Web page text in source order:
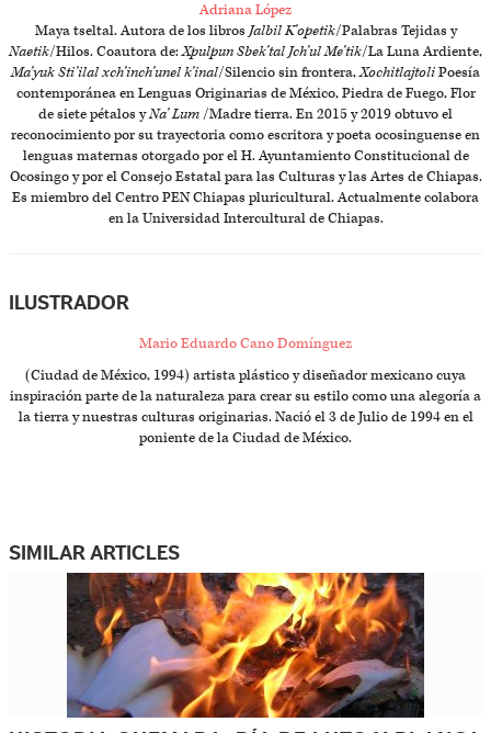
Adriana López
Maya tseltal. Autora de los librosJalbil K’opetik/Palabras Tejidas y
Naetik/Hilos. Coautora de:Xpulpun Sbek’tal Jch’ul Me’tik/La Luna Ardiente,
Ma’yuk Sti’ilal xch’inch’unel k’inal/Silencio sin frontera,XochitlajtoliPoesía
contemporánea en Lenguas Originarias de México, Piedra de Fuego, Flor
de siete pétalos yNa’ Lum/Madre tierra. En 2015 y 2019 obtuvo el
reconocimiento por su trayectoria como escritora y poeta ocosinguense en
lenguas maternas otorgado por el H. Ayuntamiento Constitucional de
Ocosingo y por el Consejo Estatal para las Culturas y las Artes de Chiapas.
Es miembro del Centro PEN Chiapas pluricultural. Actualmente colabora
en la Universidad Intercultural de Chiapas.
ILUSTRADOR
Mario Eduardo Cano Domínguez
(Ciudad de México, 1994) artista plástico y diseñador mexicano cuya
inspiración parte de la naturaleza para crear su estilo como una alegoría a
la tierra y nuestras culturas originarias. Nació el 3 de Julio de 1994 en el
poniente de la Ciudad de México.
SIMILAR ARTICLES